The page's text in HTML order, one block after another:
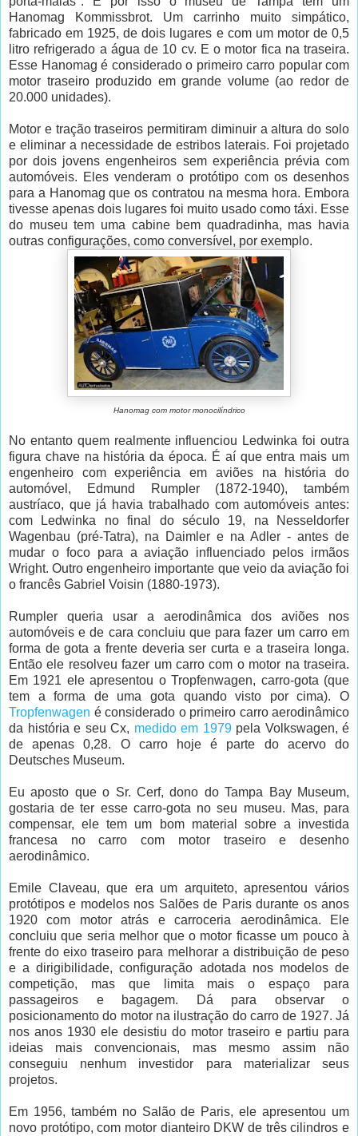
Hanomag Kommissbrot. Um carrinho muito simpático,
fabricado em 1925, de dois lugares e com um motor de 0,5
litro refrigerado a água de 10 cv. E o motor fica na traseira.
Esse Hanomag é considerado o primeiro carro popular com
motor traseiro produzido em grande volume (ao redor de
20.000 unidades).
Motor e tração traseiros permitiram diminuir a altura do solo
e eliminar a necessidade de estribos laterais. Foi projetado
por dois jovens engenheiros sem experiência prévia com
automóveis. Eles venderam o protótipo com os desenhos
para a Hanomag que os contratou na mesma hora. Embora
tivesse apenas dois lugares foi muito usado como táxi. Esse
do museu tem uma cabine bem quadradinha, mas havia
outras configurações, como conversível, por exemplo.
Hanomag com motor monocilíndrico
No entanto quem realmente influenciou Ledwinka foi outra
figura chave na história da época. É aí que entra mais um
engenheiro com experiência em aviões na história do
automóvel, Edmund Rumpler (1872-1940), também
austríaco, que já havia trabalhado com automóveis antes:
com Ledwinka no final do século 19, na Nesseldorfer
Wagenbau (pré-Tatra), na Daimler e na Adler - antes de
mudar o foco para a aviação influenciado pelos irmãos
Wright. Outro engenheiro importante que veio da aviação foi
o francês Gabriel Voisin (1880-1973).
Rumpler queria usar a aerodinâmica dos aviões nos
automóveis e de cara concluiu que para fazer um carro em
forma de gota a frente deveria ser curta e a traseira longa.
Então ele resolveu fazer um carro com o motor na traseira.
Em 1921 ele apresentou o Tropfenwagen, carro-gota (que
tem a forma de uma gota quando visto por cima). O
Tropfenwagen é considerado o primeiro carro aerodinâmico
da história e seu Cx, medido em 1979pela Volkswagen, é
de apenas 0,28. O carro hoje é parte do acervo do
Deutsches Museum.
Eu aposto que o Sr. Cerf, dono do Tampa Bay Museum,
gostaria de ter esse carro-gota no seu museu. Mas, para
compensar, ele tem um bom material sobre a investida
francesa no carro com motor traseiro e desenho
aerodinâmico.
Emile Claveau, que era um arquiteto, apresentou vários
protótipos e modelos nos Salões de Paris durante os anos
1920 com motor atrás e carroceria aerodinâmica. Ele
concluiu que seria melhor que o motor ficasse um pouco à
frente do eixo traseiro para melhorar a distribuição de peso
e a dirigibilidade, configuração adotada nos modelos de
competição, mas que limita mais o espaço para
passageiros e bagagem. Dá para observar o
posicionamento do motor na ilustração do carro de 1927. Já
nos anos 1930 ele desistiu do motor traseiro e partiu para
ideias mais convencionais, mas mesmo assim não
conseguiu nenhum investidor para materializar seus
projetos.
Em 1956, também no Salão de Paris, ele apresentou um
novo protótipo, com motor dianteiro DKW de três cilindros e